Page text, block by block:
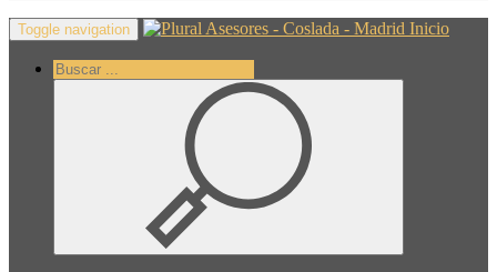
Toggle navigation Inicio